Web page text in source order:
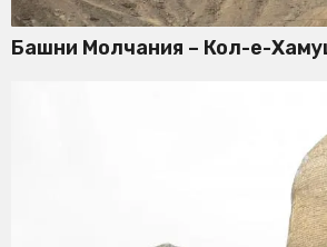
Башни Молчания – Кол-е-